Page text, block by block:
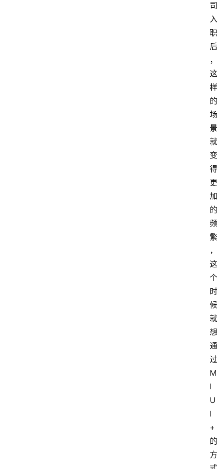
司
入
职
后
，
这
样
的
场
景
就
变
得
更
加
的
频
繁
，
这
个
时
候
就
想
通
过
M
I
U
I
+
的
方